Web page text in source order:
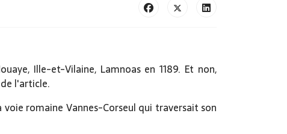
Ille-et-Vilaine, Lamnoas en 1189. Et non,
l'article.
romaine Vannes-Corseul qui traversait son